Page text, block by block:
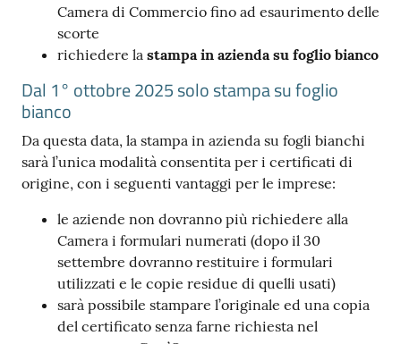
Camera di Commercio fino ad esaurimento delle
scorte
richiedere la stampa in azienda su foglio bianco
Dal 1° ottobre 2025 solo stampa su foglio
bianco
Da questa data, la stampa in azienda su fogli bianchi
sarà l’unica modalità consentita per i certificati di
origine, con i seguenti vantaggi per le imprese:
le aziende non dovranno più richiedere alla
Camera i formulari numerati (dopo il 30
settembre dovranno restituire i formulari
utilizzati e le copie residue di quelli usati)
sarà possibile stampare l’originale ed una copia
del certificato senza farne richiesta nel